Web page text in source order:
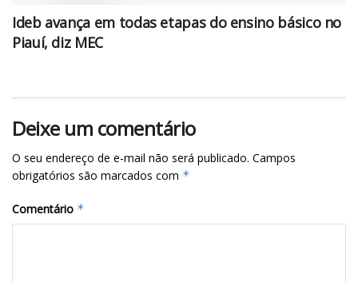
Ideb avança em todas etapas do ensino básico no
Piauí, diz MEC
Deixe um comentário
O seu endereço de e-mail não será publicado. Campos
obrigatórios são marcados com *
Comentário *